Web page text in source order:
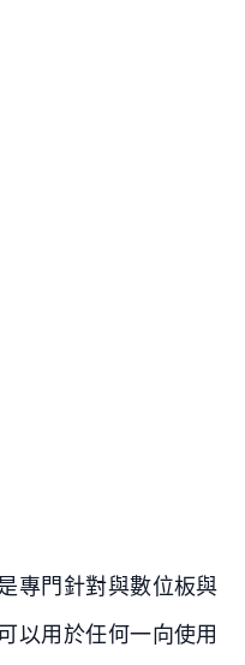
專門針對與數位板與
以用於任何一向使用